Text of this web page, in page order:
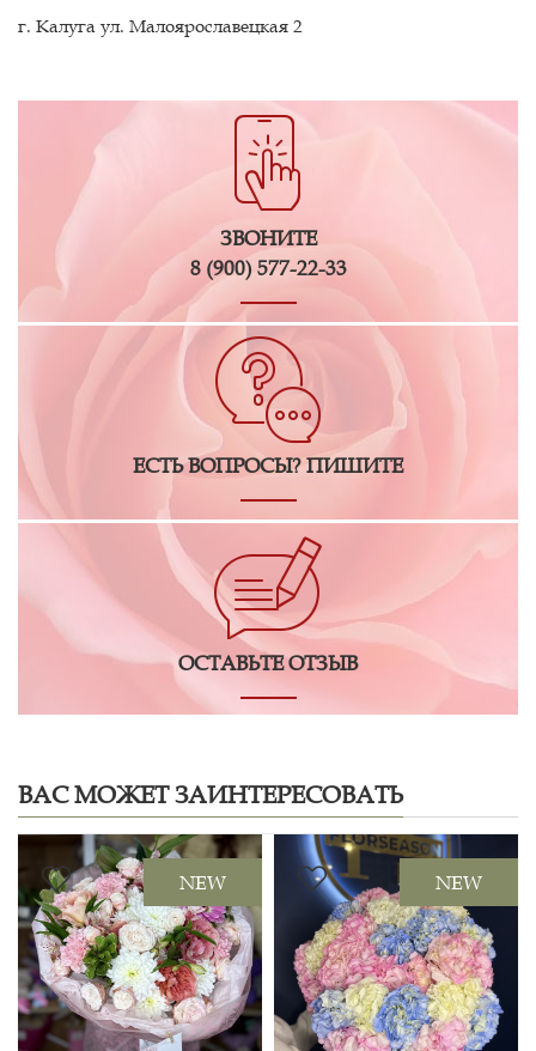
г. Калуга ул. Малоярославецкая 2
ЗВОНИТЕ
8 (900) 577-22-33
ЕСТЬ ВОПРОСЫ? ПИШИТЕ
ОСТАВЬТЕ ОТЗЫВ
ВАС МОЖЕТ ЗАИНТЕРЕСОВАТЬ
NEW NEW